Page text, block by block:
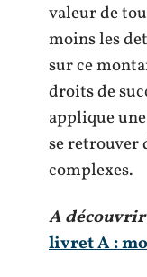
valeur de
moins les
sur ce
droits de
applique
se retrouver
complexes.
A
livret A :